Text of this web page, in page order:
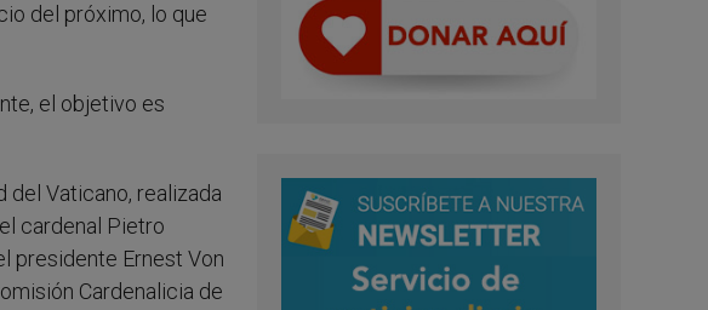
del próximo, lo que
el objetivo es
del Vaticano, realizada
cardenal Pietro
presidente Ernest Von
Cardenalicia de